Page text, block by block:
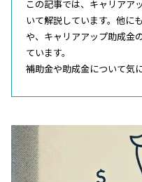
この記事では、キャリアア
いて解説しています。他に
や、キャリアアップ助成金
ています。
補助金や助成金について気